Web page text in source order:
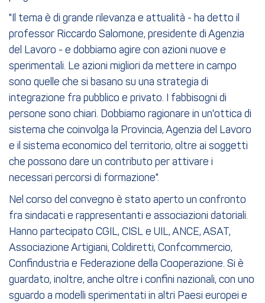
"Il tema è di grande rilevanza e attualità - ha detto il
professor Riccardo Salomone, presidente di Agenzia
del Lavoro - e dobbiamo agire con azioni nuove e
sperimentali. Le azioni migliori da mettere in campo
sono quelle che si basano su una strategia di
integrazione fra pubblico e privato. I fabbisogni di
persone sono chiari. Dobbiamo ragionare in un'ottica di
sistema che coinvolga la Provincia, Agenzia del Lavoro
e il sistema economico del territorio, oltre ai soggetti
che possono dare un contributo per attivare i
necessari percorsi di formazione".
Nel corso del convegno è stato aperto un confronto
fra sindacati e rappresentanti e associazioni datoriali.
Hanno partecipato CGIL, CISL e UIL, ANCE, ASAT,
Associazione Artigiani, Coldiretti, Confcommercio,
Confindustria e Federazione della Cooperazione. Si è
guardato, inoltre, anche oltre i confini nazionali, con uno
sguardo a modelli sperimentati in altri Paesi europei e